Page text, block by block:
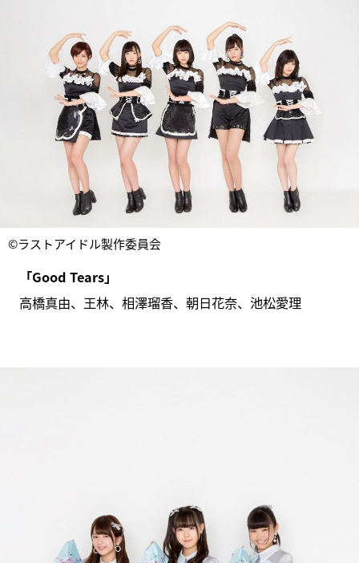
©ラストアイドル製作委員会
「Good Tears」
高橋真由、王林、相澤瑠香、朝日花奈、池松愛理